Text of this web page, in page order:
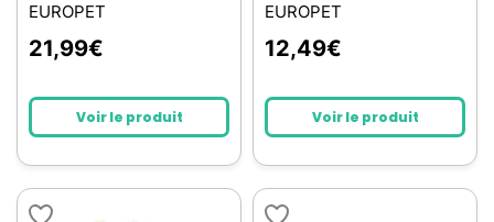
EUROPET
21,99€
Voir le produit
EUROPET
12,49€
Voir le produit